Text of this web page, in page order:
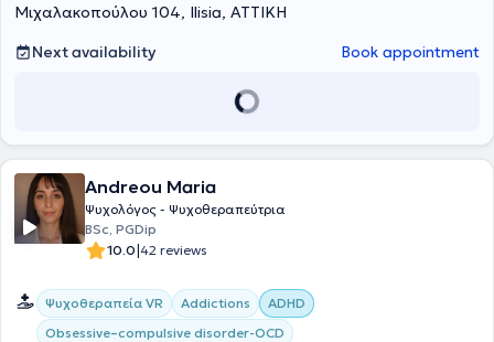
Μιχαλακοπούλου 104, Ilisia, ΑΤΤΙΚΗ
Next availability
Book appointment
Andreou Maria
Ψυχολόγος - Ψυχοθεραπεύτρια
BSc, PGDip
10.0|42 reviews
Ψυχοθεραπεία VR Addictions
ADHD
Obsessive–compulsive disorder-OCD